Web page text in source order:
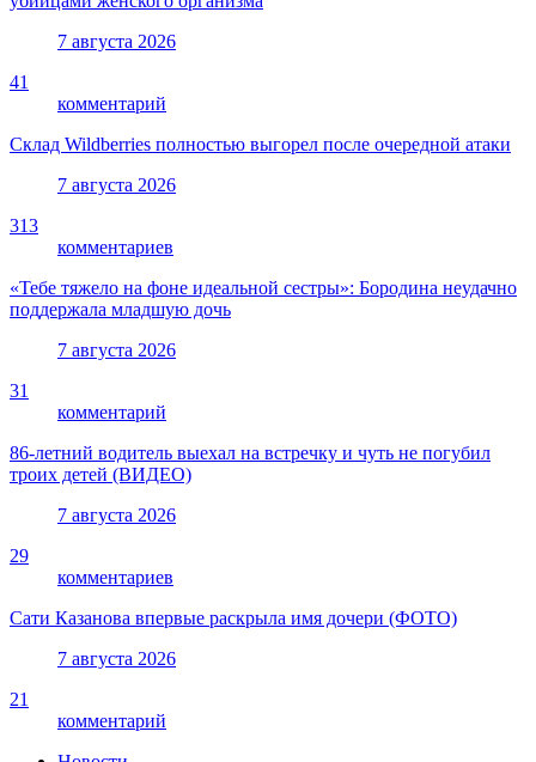
7 августа 2026
41
комментарий
Склад Wildberries полностью выгорел после очередной атаки
7 августа 2026
313
комментариев
«Тебе тяжело на фоне идеальной сестры»: Бородина неудачно
поддержала младшую дочь
7 августа 2026
31
комментарий
86-летний водитель выехал на встречку и чуть не погубил
троих детей (ВИДЕО)
7 августа 2026
29
комментариев
Сати Казанова впервые раскрыла имя дочери (ФОТО)
7 августа 2026
21
комментарий